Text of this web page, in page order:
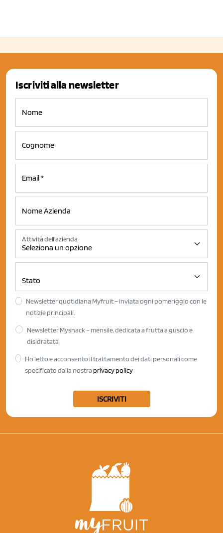
Iscriviti alla newsletter
Attività dell'azienda
Newsletter quotidiana Myfruit – inviata ogni pomeriggio con le
notizie principali.
Newsletter Mysnack – mensile, dedicata a frutta a guscio e
disidratata
Ho letto e acconsento il trattamento dei dati personali come
specificato dalla nostra privacy policy
ISCRIVITI